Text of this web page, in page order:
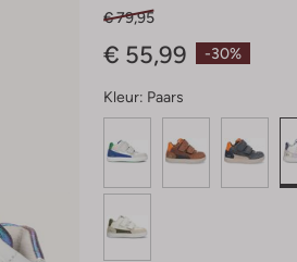
-30%
€ 79,95
€ 55,99
Kleur: Paars